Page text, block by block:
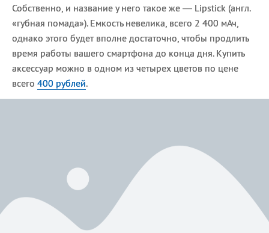
Собственно, и название у него такое же — Lipstick (англ.
«губная помада»). Емкость невелика, всего 2 400 мАч,
однако этого будет вполне достаточно, чтобы продлить
время работы вашего смартфона до конца дня. Купить
аксессуар можно в одном из четырех цветов по цене
всего 400 рублей.